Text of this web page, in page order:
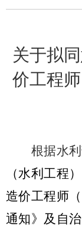
关于拟
价工程师
根据水
（水利工程
造价工程师
通知》及自